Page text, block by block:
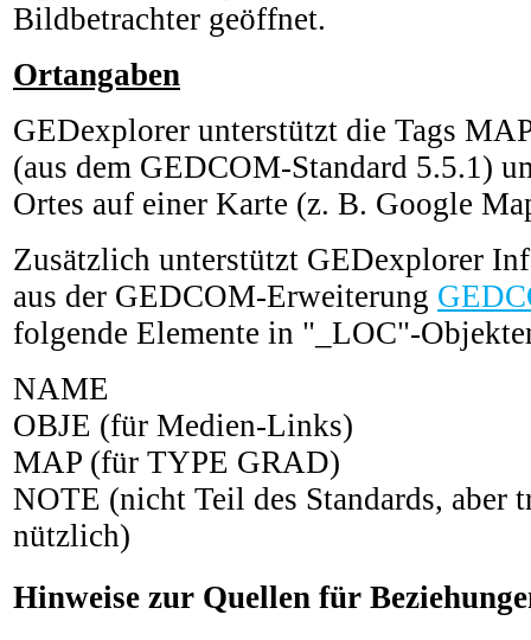
Bildbetrachter geöffnet.
Ortangaben
GEDexplorer unterstützt die Tags
(aus dem GEDCOM-Standard 5.5.1)
Ortes auf einer Karte (z. B. Google
Zusätzlich unterstützt GEDexplorer
aus der GEDCOM-Erweiterung
folgende Elemente in "_LOC"-
NAME
OBJE (für Medien-Links)
MAP (für TYPE GRAD)
NOTE (nicht Teil des Standards, aber
nützlich)
Hinweise zur Quellen für